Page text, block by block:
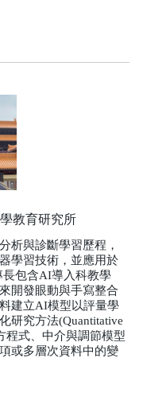
教育研究所
析與診斷學習歷程，
學習技術，並應用於
長包含AI導入科教學
開發眼動與手寫整合
建立AI模型以評量學
研究方法(Quantitative
程式、中介與調節模型
或多層次資料中的變